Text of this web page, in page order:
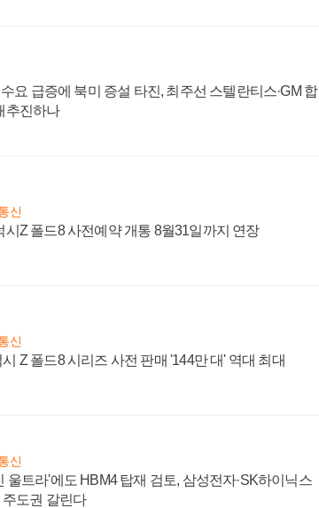
요 급증에 북미 증설 타진, 최주선 스텔란티스·GM 합
추진하나
신
시Z 폴드8 사전예약 개통 8월31일까지 연장
신
Z 폴드8 시리즈 사전 판매 '144만 대' 역대 최대
신
울트라'에도 HBM4 탑재 검토, 삼성전자·SK하이닉스
도권 갈린다